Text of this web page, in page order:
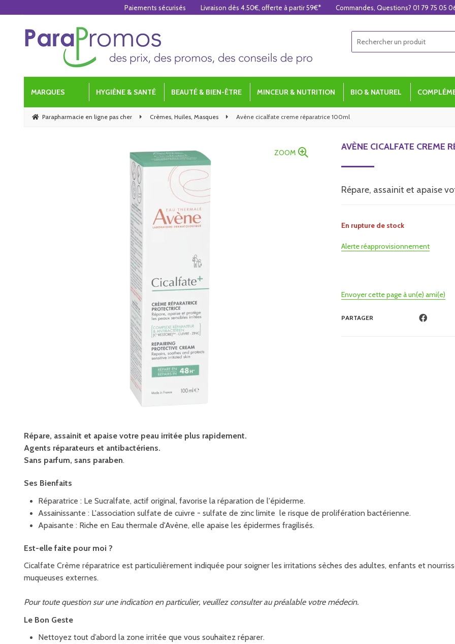
MARQUES HYGIÈNE & SANTÉ BEAUTÉ & BIEN-ÊTRE MINCEUR & NUTRITION BIO & NATUREL
Parapharmacie en ligne pas cher Crèmes, Huiles, Masques Avène cicalfate creme réparatrice 100ml
ZOOM
AVÈNE CICALFATE CREME
Répare, assainit et apaise
En rupture de stock
Alerte réapprovisionnement
Envoyer cette page à un(e) ami(e)
PARTAGER
Répare, assainit et apaise votre peau irritée plus rapidement.
Agents réparateurs et antibactériens.
Sans parfum, sans paraben.
Ses Bienfaits
Réparatrice : Le Sucralfate, actif original, favorise la réparation de l'épiderme.
Assainissante : L'association sulfate de cuivre - sulfate de zinc limite le risque de prolifération bactérienne.
Apaisante : Riche en Eau thermale d'Avène, elle apaise les épidermes fragilisés.
Est-elle faite pour moi ?
Cicalfate Crème réparatrice est particulièrement indiquée pour soigner les irritations sèches des adultes, enfants et
muqueuses externes.
Pour toute question sur une indication en particulier, veuillez consulter au préalable votre médecin.
Le Bon Geste
Nettoyez tout d’abord la zone irritée que vous souhaitez réparer.
Paiements sécurisés Livraison dès 4.50€, offerte à partir 59€* Commandes, Questions? 01 79 75 05